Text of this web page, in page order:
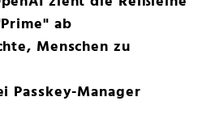
ab
Menschen zu
Passkey-Manager